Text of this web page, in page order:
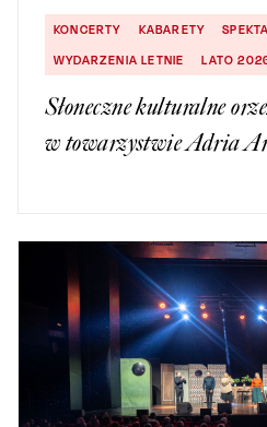
KONCERTY KABARETY
WYDARZENIA LETNIE
LATO
Słoneczne kulturalne
w towarzystwie Adria